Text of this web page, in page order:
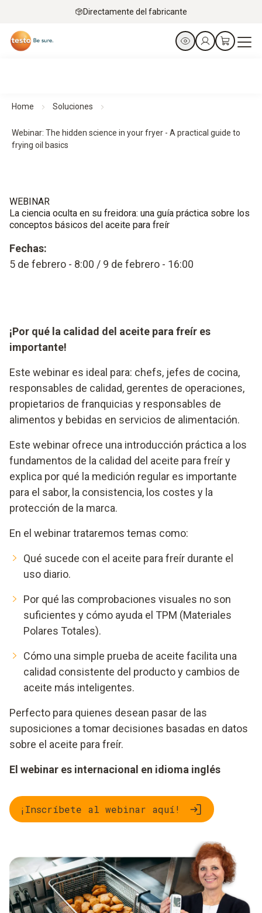
Directamente del fabricante
Home Soluciones
Webinar: The hidden science in your fryer - A practical guide to
frying oil basics
WEBINAR
La ciencia oculta en su freidora: una guía práctica sobre los
conceptos básicos del aceite para freír
Fechas:
5 de febrero - 8:00 / 9 de febrero - 16:00
¡Por qué la calidad del aceite para freír es
importante!
Este webinar es ideal para: chefs, jefes de cocina,
responsables de calidad, gerentes de operaciones,
propietarios de franquicias y responsables de
alimentos y bebidas en servicios de alimentación.
Este webinar ofrece una introducción práctica a los
fundamentos de la calidad del aceite para freír y
explica por qué la medición regular es importante
para el sabor, la consistencia, los costes y la
protección de la marca.
En el webinar trataremos temas como:
Qué sucede con el aceite para freír durante el
uso diario.
Por qué las comprobaciones visuales no son
suficientes y cómo ayuda el TPM (Materiales
Polares Totales).
Cómo una simple prueba de aceite facilita una
calidad consistente del producto y cambios de
aceite más inteligentes.
Perfecto para quienes desean pasar de las
suposiciones a tomar decisiones basadas en datos
sobre el aceite para freír.
El webinar es internacional en idioma inglés
¡Inscríbete al webinar aquí!